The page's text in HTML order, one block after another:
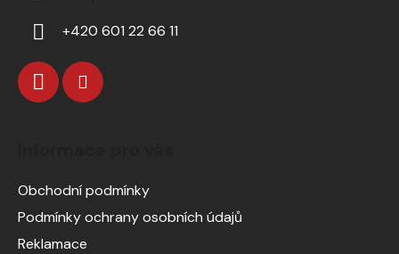
+420 601 22 66 11
Obchodní podmínky
Podmínky ochrany osobních údajů
Reklamace